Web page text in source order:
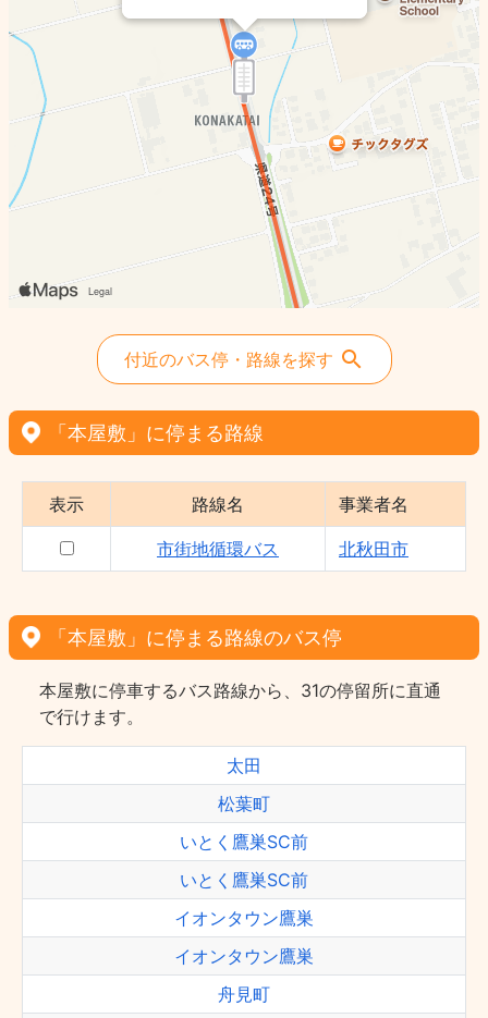
付近のバス停・路線を探す
「本屋敷」に停まる路線
表示 路線名 事業者名
市街地循環バス 北秋田市
「本屋敷」に停まる路線のバス停
本屋敷に停車するバス路線から、31の停留所に直通
で行けます。
太田
松葉町
いとく鷹巣SC前
いとく鷹巣SC前
イオンタウン鷹巣
イオンタウン鷹巣
舟見町